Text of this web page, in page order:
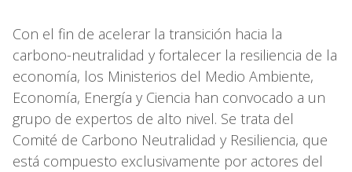
Con el fin de acelerar la transición hacia la
carbono-neutralidad y fortalecer la resiliencia de la
economía, los Ministerios del Medio Ambiente,
Economía, Energía y Ciencia han convocado a un
grupo de expertos de alto nivel. Se trata del
Comité de Carbono Neutralidad y Resiliencia, que
está compuesto exclusivamente por actores del